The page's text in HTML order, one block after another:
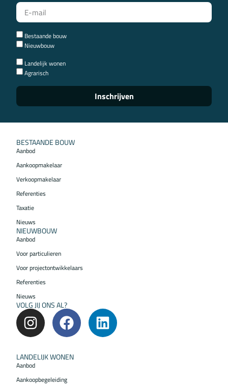
Bestaande bouw
Nieuwbouw
Landelijk wonen
Agrarisch
Inschrijven
BESTAANDE BOUW
Aanbod
Aankoopmakelaar
Verkoopmakelaar
Referenties
Taxatie
Nieuws
NIEUWBOUW
Aanbod
Voor particulieren
Voor projectontwikkelaars
Referenties
Nieuws
VOLG JIJ ONS AL?
LANDELIJK WONEN
Aanbod
Aankoopbegeleiding